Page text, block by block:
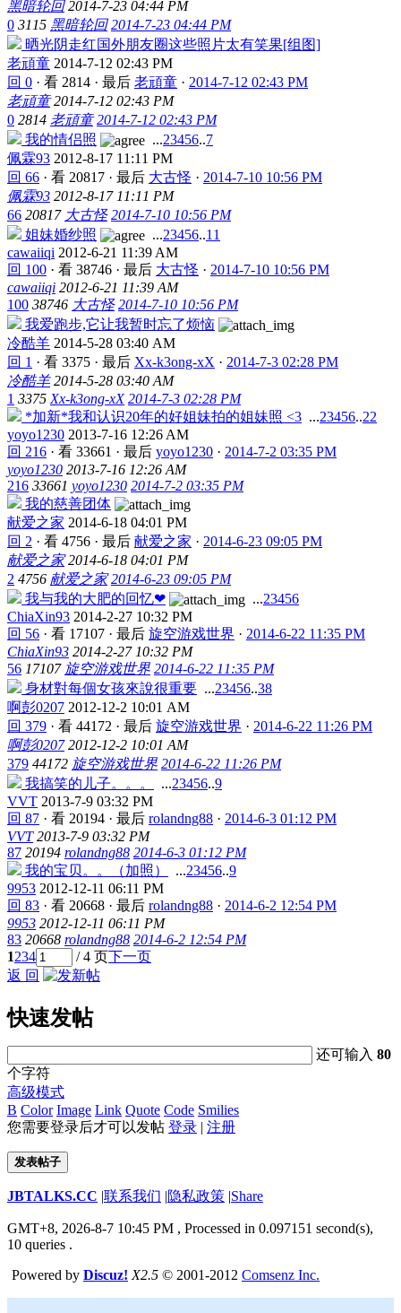
黑暗轮回 2014-7-23 04:44 PM
0 3115 黑暗轮回 2014-7-23 04:44 PM
晒光阴走红国外朋友圈这些照片太有笑果[组图]
老頑童 2014-7-12 02:43 PM
回 0 · 看 2814 · 最后 老頑童 · 2014-7-12 02:43 PM
老頑童 2014-7-12 02:43 PM
0 2814 老頑童 2014-7-12 02:43 PM
我的情侣照
...23456..7
佩霖93 2012-8-17 11:11 PM
回 66 · 看 20817 · 最后 大古怪 · 2014-7-10 10:56 PM
佩霖93 2012-8-17 11:11 PM
66 20817 大古怪 2014-7-10 10:56 PM
姐妹婚纱照
...23456..11
cawaiiqi 2012-6-21 11:39 AM
回 100 · 看 38746 · 最后 大古怪 · 2014-7-10 10:56 PM
cawaiiqi 2012-6-21 11:39 AM
100 38746 大古怪 2014-7-10 10:56 PM
我爱跑步,它让我暂时忘了烦恼
冷酷羊 2014-5-28 03:40 AM
回 1 · 看 3375 · 最后 Xx-k3ong-xX · 2014-7-3 02:28 PM
冷酷羊 2014-5-28 03:40 AM
1 3375 Xx-k3ong-xX 2014-7-3 02:28 PM
*加新*我和认识20年的好姐妹拍的姐妹照 <3 ...23456..22
yoyo1230 2013-7-16 12:26 AM
回 216 · 看 33661 · 最后 yoyo1230 · 2014-7-2 03:35 PM
yoyo1230 2013-7-16 12:26 AM
216 33661 yoyo1230 2014-7-2 03:35 PM
我的慈善团体
献爱之家 2014-6-18 04:01 PM
回 2 · 看 4756 · 最后 献爱之家 · 2014-6-23 09:05 PM
献爱之家 2014-6-18 04:01 PM
2 4756 献爱之家 2014-6-23 09:05 PM
我与我的大肥的回忆❤
...23456
ChiaXin93 2014-2-27 10:32 PM
回 56 · 看 17107 · 最后 旋空游戏世界 · 2014-6-22 11:35 PM
ChiaXin93 2014-2-27 10:32 PM
56 17107 旋空游戏世界 2014-6-22 11:35 PM
身材對每個女孩來說很重要 ...23456..38
啊彭0207 2012-12-2 10:01 AM
回 379 · 看 44172 · 最后 旋空游戏世界 · 2014-6-22 11:26 PM
啊彭0207 2012-12-2 10:01 AM
379 44172 旋空游戏世界 2014-6-22 11:26 PM
我搞笑的儿子。。。
...23456..9
VVT 2013-7-9 03:32 PM
回 87 · 看 20194 · 最后 rolandng88 · 2014-6-3 01:12 PM
VVT 2013-7-9 03:32 PM
87 20194 rolandng88 2014-6-3 01:12 PM
我的宝贝。。（加照）
...23456..9
9953 2012-12-11 06:11 PM
回 83 · 看 20668 · 最后 rolandng88 · 2014-6-2 12:54 PM
9953 2012-12-11 06:11 PM
83 20668 rolandng88 2014-6-2 12:54 PM
1234 / 4 页下一页
返 回
快速发帖
还可输入80
个字符
高级模式
B Color Image Link Quote Code Smilies
您需要登录后才可以发帖 登录 | 注册
发表帖子
JBTALKS.CC |联系我们 |隐私政策 |Share
GMT+8, 2026-8-7 10:45 PM , Processed in 0.097151 second(s),
10 queries .
Powered by Discuz! X2.5 © 2001-2012 Comsenz Inc.